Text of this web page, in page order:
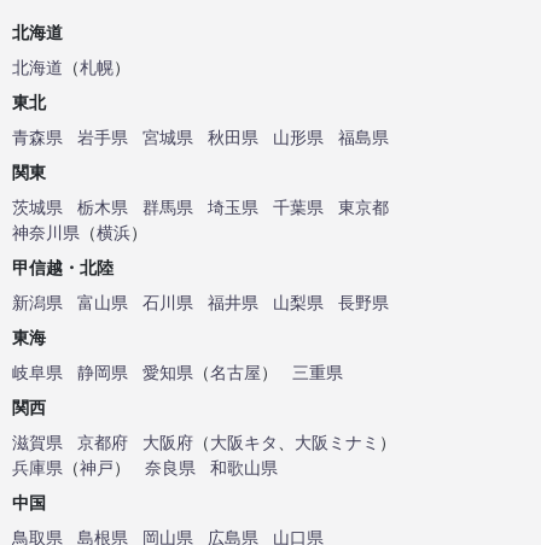
北海道
北海道 （札幌）
東北
青森県
岩手県 宮城県 秋田県 山形県
福島県
関東
茨城県
栃木県 群馬県 埼玉県 千葉県
東京都
神奈川県 （横浜）
甲信越・北陸
新潟県
富山県 石川県 福井県 山梨県
長野県
東海
岐阜県
静岡県 愛知県 （名古屋）
三重県
関西
滋賀県
京都府 大阪府 （大阪キタ 大阪ミナミ ）
兵庫県 （神戸） 奈良県
和歌山県
中国
鳥取県
島根県 岡山県 広島県
山口県